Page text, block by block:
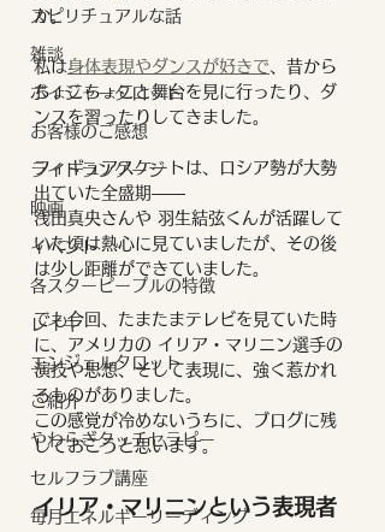
スピリチュアルな話
雑談
ボイジャータロット
お客様のご感想
ライトランゲージ
映画
イベント
各スターピープルの特徴
レイキ
エンジェルタロット
ご紹介
やわらぎタッチセラピー
セルフラブ講座
毎月エネルギーリーディング
か。
私は身体表現やダンスが好きで、昔から
ちょこちょこと舞台を見に行ったり、ダ
ンスを習ったりしてきました。
フィギュアスケートは、ロシア勢が大勢
出ていた全盛期――
浅田真央さんや 羽生結弦くんが活躍して
いた頃は熱心に見ていましたが、その後
は少し距離ができていました。
でも今回、たまたまテレビを見ていた時
に、アメリカの イリア・マリニン選手の
演技や思想、そして表現に、強く惹かれ
るものがありました。
この感覚が冷めないうちに、ブログに残
しておこうと思います。
イリア・マリニンという表現者